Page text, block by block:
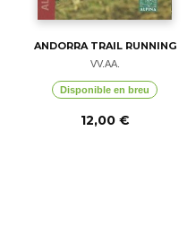
ANDORRA TRAIL RUNNING
VV.AA.
Disponible en breu
12,00 €